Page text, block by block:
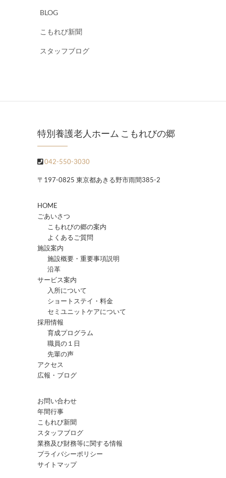
BLOG
こもれび新聞
スタッフブログ
特別養護老人ホーム こもれびの郷
042-550-3030
〒197-0825 東京都あきる野市雨間385-2
HOME
ごあいさつ
こもれびの郷の案内
よくあるご質問
施設案内
施設概要・重要事項説明
沿革
サービス案内
入所について
ショートステイ・料金
セミユニットケアについて
採用情報
育成プログラム
職員の１日
先輩の声
アクセス
広報・ブログ
お問い合わせ
年間行事
こもれび新聞
スタッフブログ
業務及び財務等に関する情報
プライバシーポリシー
サイトマップ